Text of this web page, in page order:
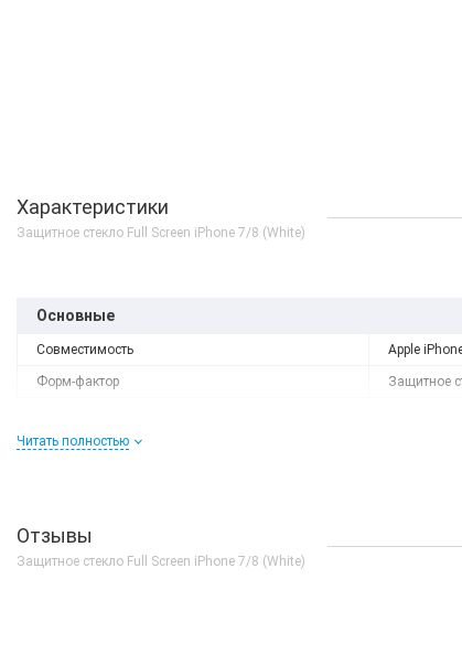
Характеристики
Защитное стекло Full Screen iPhone 7/8 (White)
Основные
Совместимость Apple
Форм-фактор Защитное
Читать полностью
Отзывы
Защитное стекло Full Screen iPhone 7/8 (White)